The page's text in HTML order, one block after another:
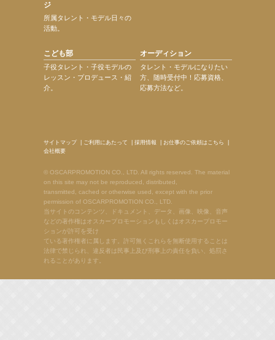
ジ
所属タレント・モデル日々の
活動。
こども部
子役タレント・子役モデルの
レッスン・プロデュース・紹
介。
オーディション
タレント・モデルになりたい
方、随時受付中！応募資格、
応募方法など。
サイトマップ| ご利用にあたって 採用情報 お仕事のご依頼はこちら
会社概要
© OSCARPROMOTION CO., LTD. All rights reserved. The material
on this site may not be reproduced, distributed,
transmitted, cached or otherwise used, except with the prior
permission of OSCARPROMOTION CO., LTD.
当サイトのコンテンツ、ドキュメント、データ、画像、映像、音声
などの著作権はオスカープロモーションもしくはオスカープロモー
ションが許可を受け
ている著作権者に属します。許可無くこれらを無断使用することは
法律で禁じられ、違反者は民事上及び刑事上の責任を負い、処罰さ
れることがあります。